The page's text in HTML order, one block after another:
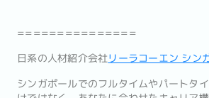
===============
日系の人材紹介会社リーラコーエン シン
シンガポールでのフルタイムやパートタ